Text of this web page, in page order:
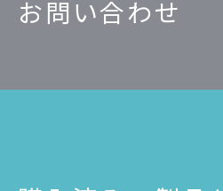
お問い合わせ